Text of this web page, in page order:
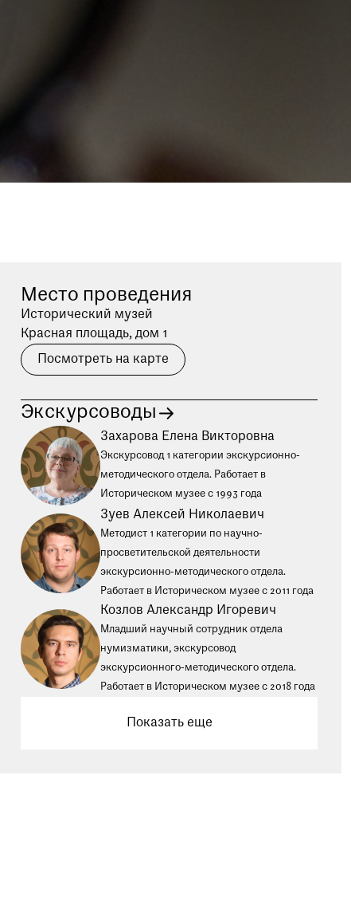
Место проведения
Исторический музей
Красная площадь, дом 1
Посмотреть на карте
Экскурсоводы
Захарова Елена Викторовна
Экскурсовод 1 категории экскурсионно-
методического отдела. Работает в
Историческом музее с 1993 года
Зуев Алексей Николаевич
Методист 1 категории по научно-
просветительской деятельности
экскурсионно-методического отдела.
Работает в Историческом музее с 2011 года
Козлов Александр Игоревич
Младший научный сотрудник отдела
нумизматики, экскурсовод
экскурсионного-методического отдела.
Работает в Историческом музее с 2018 года
Показать еще